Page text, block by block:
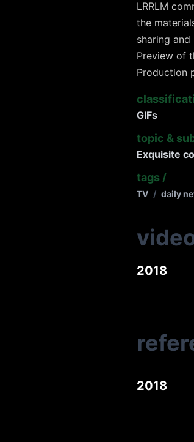
LRRLM
the
sharing
Preview of
Production
GIFs
topic &
Exquisite
tags /
TV / daily
2018
2018